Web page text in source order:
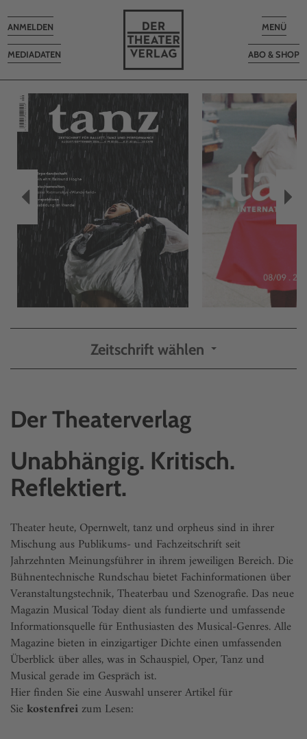
Toggle
MENÜ
ABO & SHOP
MEDIADATEN
Toggle
navigation
ANMELDEN
Zeitschrift wählen
Der Theaterverlag
Unabhängig. Kritisch.
Reflektiert.
Theater heute, Opernwelt, tanz und orpheus sind in ihrer
Mischung aus Publikums- und Fachzeitschrift seit
Jahrzehnten Meinungsführer in ihrem jeweiligen Bereich. Die
Bühnentechnische Rundschau bietet Fachinformationen über
Veranstaltungstechnik, Theaterbau und Szenografie. Das neue
Magazin Musical Today dient als fundierte und umfassende
Informationsquelle für Enthusiasten des Musical-Genres. Alle
Magazine bieten in einzigartiger Dichte einen umfassenden
Überblick über alles, was in Schauspiel, Oper, Tanz und
Musical gerade im Gespräch ist.
Hier finden Sie eine Auswahl unserer Artikel für
Siekostenfrei zum Lesen: